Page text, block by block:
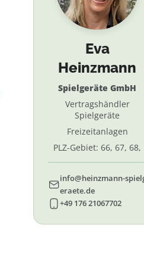
Eva
Heinzmann
Spielgeräte GmbH
Vertragshändler
Spielgeräte
Freizeitanlagen
PLZ-Gebiet: 66, 67, 68,
info@heinzmann-
eraete.de
+49 176 21067702